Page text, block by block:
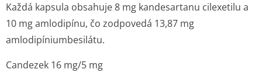
Každá kapsula obsahuje 8 mg kandesartanu cilexetilu a
10 mg amlodipínu, čo zodpovedá 13,87 mg
amlodipíniumbe­silátu.
Candezek 16 mg/5 mg